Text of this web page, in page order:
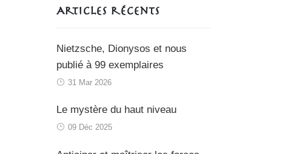
Articles récents
Nietzsche, Dionysos et nous
publié à 99 exemplaires
31 Mar 2026
Le mystère du haut niveau
09 Déc 2025